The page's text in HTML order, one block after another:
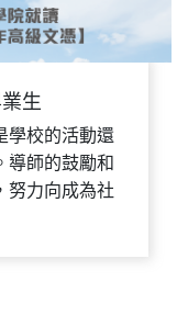
生
學校的活動還
導師的鼓勵和
努力向成為社